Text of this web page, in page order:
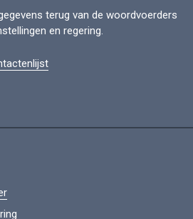
terug van de woordvoerders
en regering.